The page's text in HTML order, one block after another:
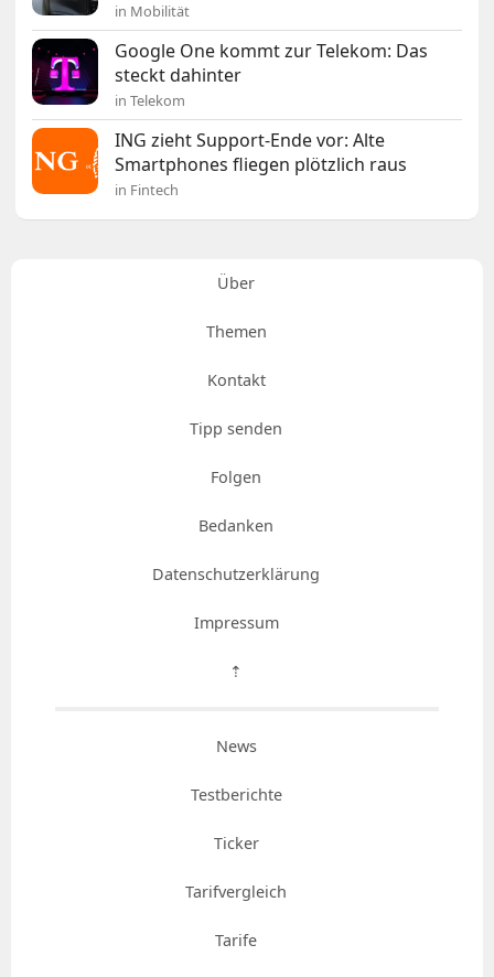
in Mobilität
Google One kommt zur Telekom: Das
steckt dahinter
in Telekom
ING zieht Support-Ende vor: Alte
Smartphones fliegen plötzlich raus
in Fintech
Über
Themen
Kontakt
Tipp senden
Folgen
Bedanken
Datenschutzerklärung
Impressum
⇡
News
Testberichte
Ticker
Tarifvergleich
Tarife